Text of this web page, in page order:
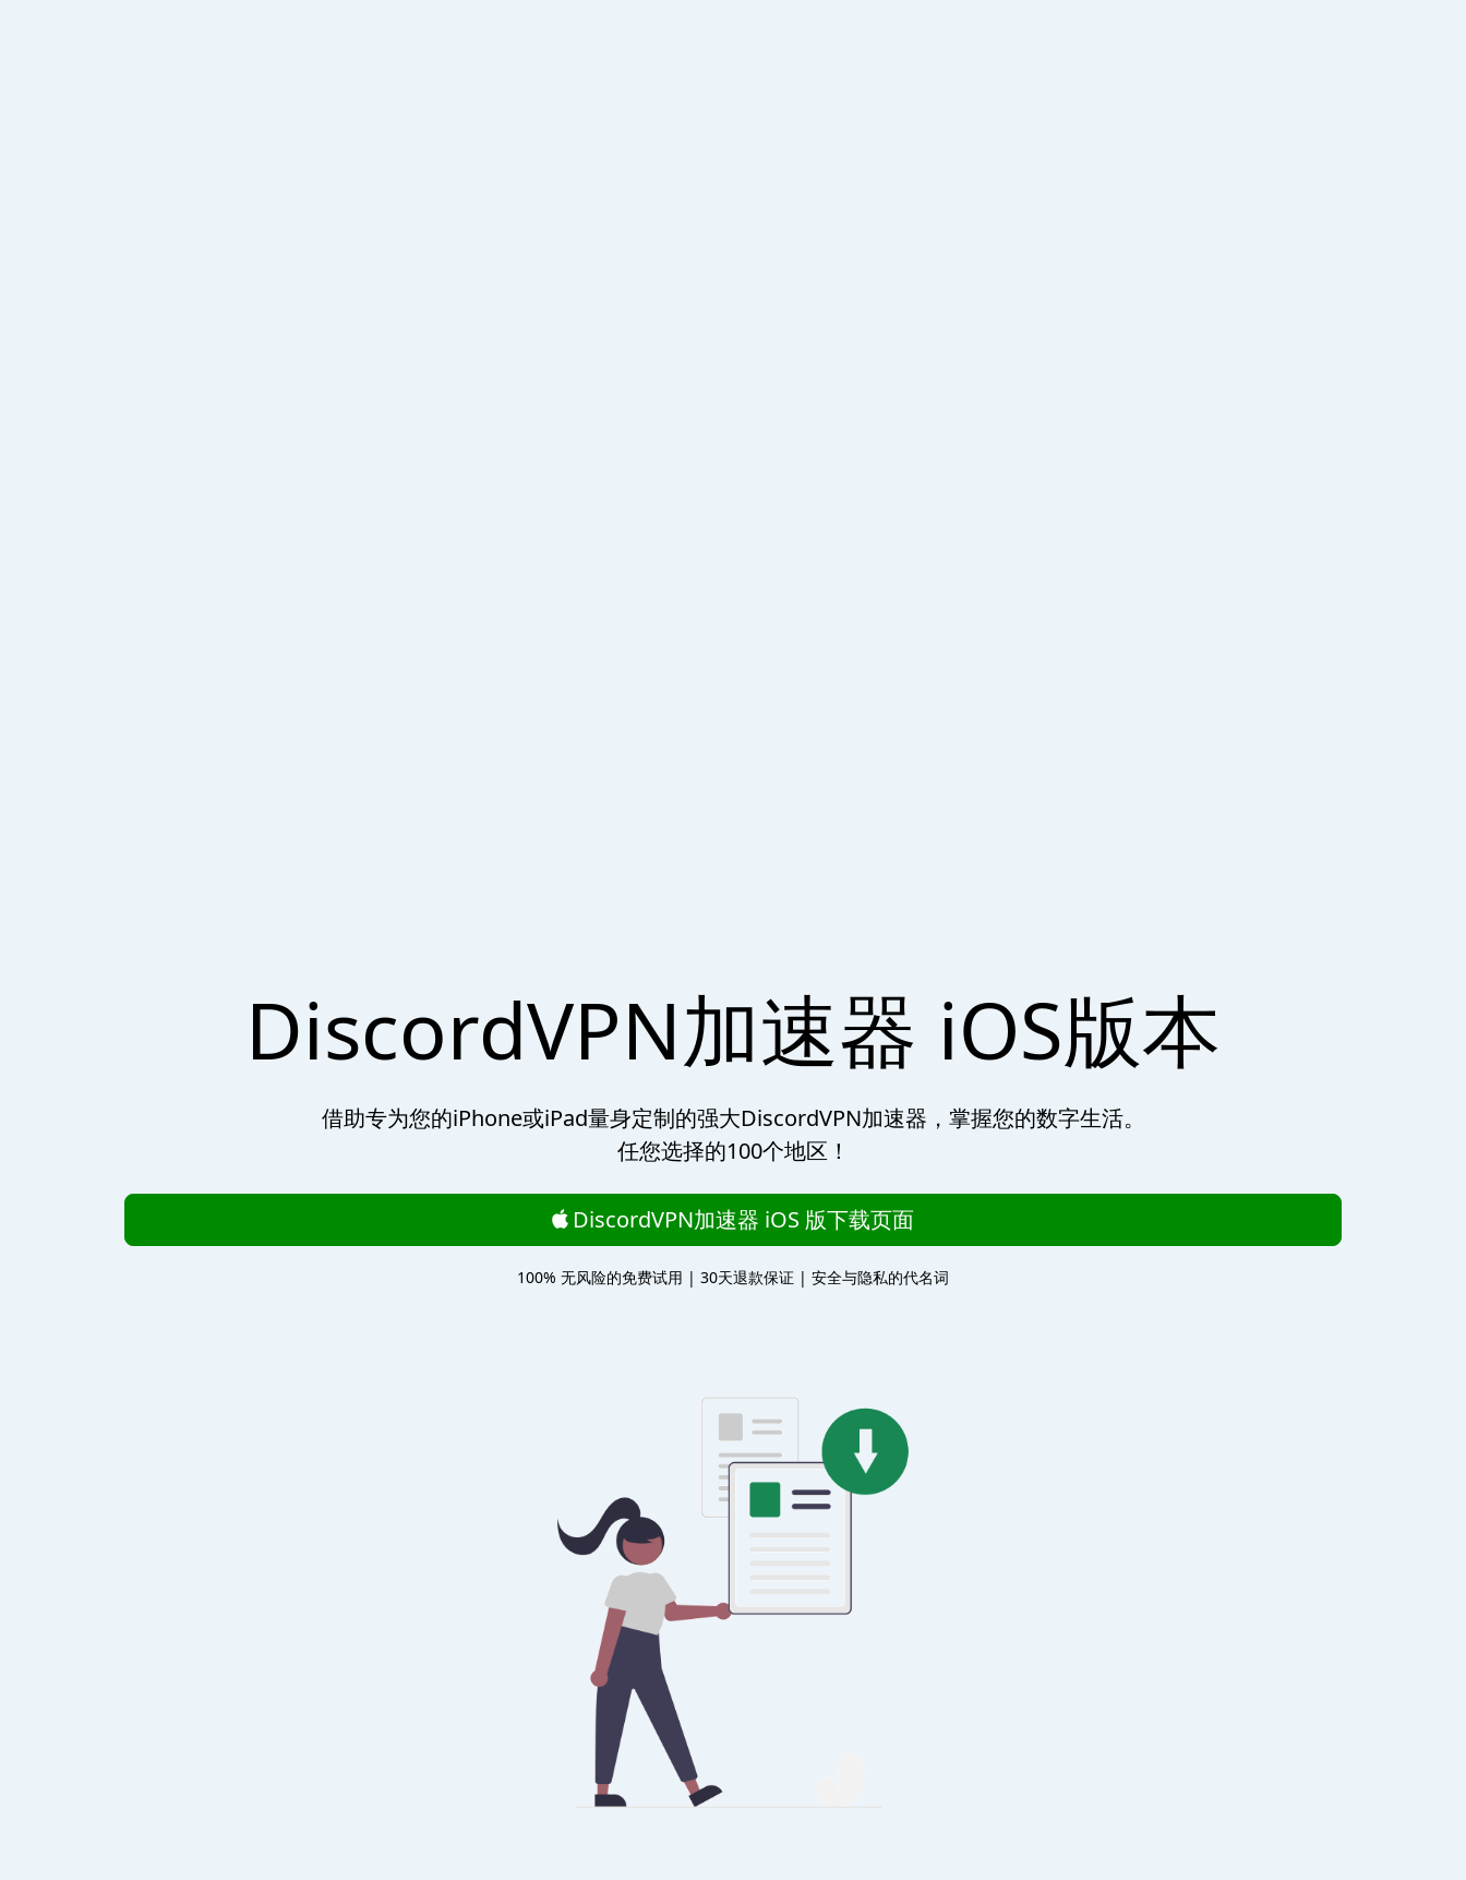
DiscordVPN加速器 iOS版本
借助专为您的iPhone或iPad量身定制的强大DiscordVPN加速器，掌握您的数字生活。
任您选择的100个地区！
DiscordVPN加速器 iOS 版下载页面
100% 无风险的免费试用 | 30天退款保证 | 安全与隐私的代名词